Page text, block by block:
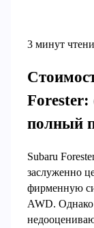
3 минут
Forester:
полный
Subaru
заслуженно
фирменную
AWD.